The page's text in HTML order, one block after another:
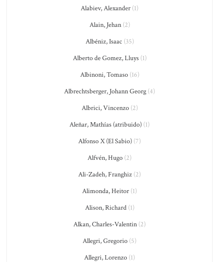
Alabiev, Alexander (1)
Alain, Jehan(2)
Albéniz, Isaac (35)
Alberto de Gomez, Lluys(1)
Albinoni, Tomaso(16)
Albrechtsberger, Johann Georg (4)
Albrici, Vincenzo(2)
Aleñar, Mathías (atribuido) (1)
Alfonso X (El Sabio) (7)
Alfvén, Hugo (2)
Ali-Zadeh, Franghiz (2)
Alimonda, Heitor (1)
Alison, Richard(1)
Alkan, Charles-Valentin (2)
Allegri, Gregorio (5)
Allegri, Lorenzo (1)